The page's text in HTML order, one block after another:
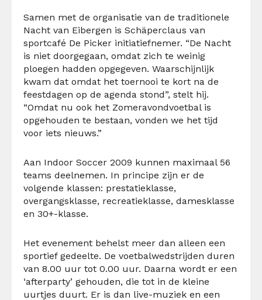
Samen met de organisatie van de traditionele
Nacht van Eibergen is Schäperclaus van
sportcafé De Picker initiatiefnemer. “De Nacht
is niet doorgegaan, omdat zich te weinig
ploegen hadden opgegeven. Waarschijnlijk
kwam dat omdat het toernooi te kort na de
feestdagen op de agenda stond”, stelt hij.
“Omdat nu ook het Zomeravondvoetbal is
opgehouden te bestaan, vonden we het tijd
voor iets nieuws.”
Aan Indoor Soccer 2009 kunnen maximaal 56
teams deelnemen. In principe zijn er de
volgende klassen: prestatieklasse,
overgangsklasse, recreatieklasse, damesklasse
en 30+-klasse.
Het evenement behelst meer dan alleen een
sportief gedeelte. De voetbalwedstrijden duren
van 8.00 uur tot 0.00 uur. Daarna wordt er een
‘afterparty’ gehouden, die tot in de kleine
uurtjes duurt. Er is dan live-muziek en een